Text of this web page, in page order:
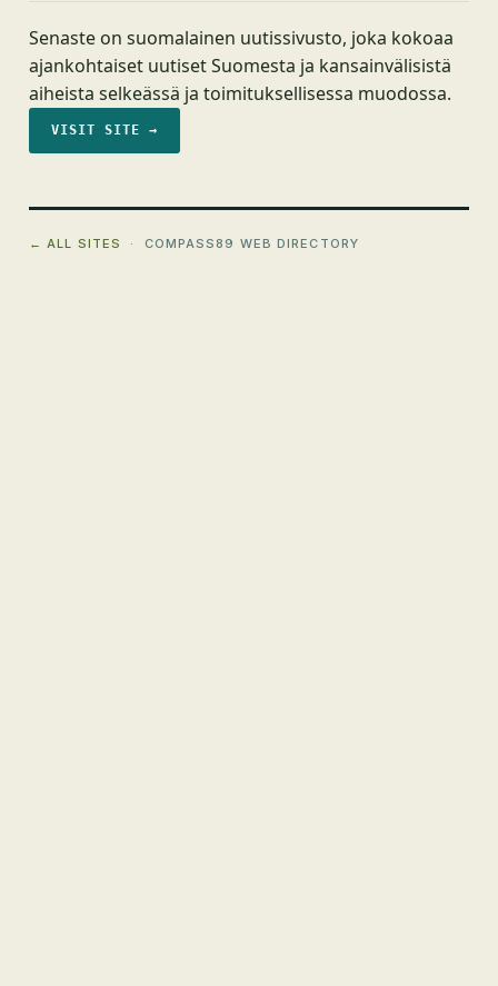
Senaste on suomalainen uutissivusto, joka kokoaa
ajankohtaiset uutiset Suomesta ja kansainvälisistä
aiheista selkeässä ja toimituksellisessa muodossa.
VISIT SITE →
← ALL SITES · COMPASS89 WEB DIRECTORY